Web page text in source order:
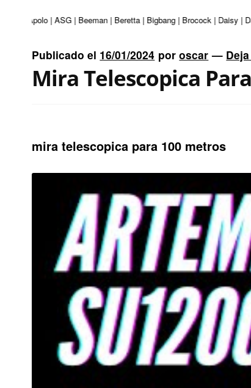
Apolo | ASG | Beeman | Beretta | Bigbang | Brocock | Daisy |
Publicado el 16/01/2024 poroscar —
Mira Telescopica
mira telescopica para 100 metros